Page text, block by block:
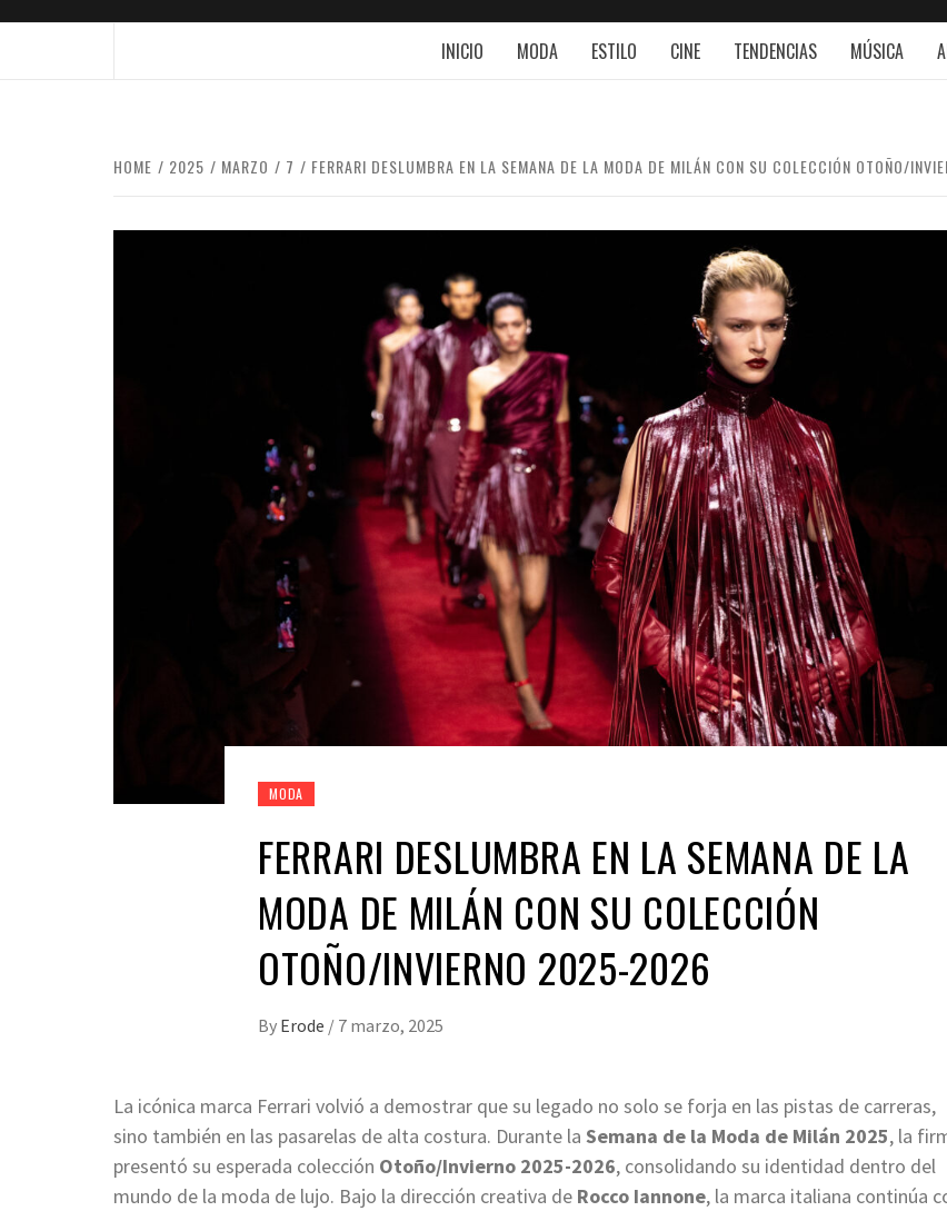
INICIO MODA ESTILO CINE TENDENCIAS MÚSICA
HOME 2025 MARZO 7 FERRARI DESLUMBRA EN LA SEMANA DE LA MODA DE MILÁN CON SU COLECCIÓN OTOÑO/
MODA
FERRARI DESLUMBRA EN LA SEMANA DE LA
MODA DE MILÁN CON SU COLECCIÓN
OTOÑO/INVIERNO 2025-2026
By Erode / 7 marzo, 2025
La icónica marca Ferrari volvió a demostrar que su legado no solo se forja en las pistas de carreras,
sino también en las pasarelas de alta costura. Durante la Semana de la Moda de Milán 2025, la
presentó su esperada colección Otoño/Invierno 2025-2026, consolidando su identidad dentro del
mundo de la moda de lujo. Bajo la dirección creativa de Rocco Iannone, la marca italiana continúa